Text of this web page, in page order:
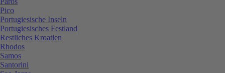
Pico
Portugiesische Inseln
Portugiesisches Festland
Restliches Kroatien
Rhodos
Samos
Santorini